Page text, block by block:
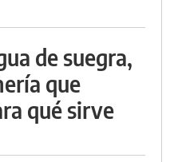
de suegra,
que
qué sirve